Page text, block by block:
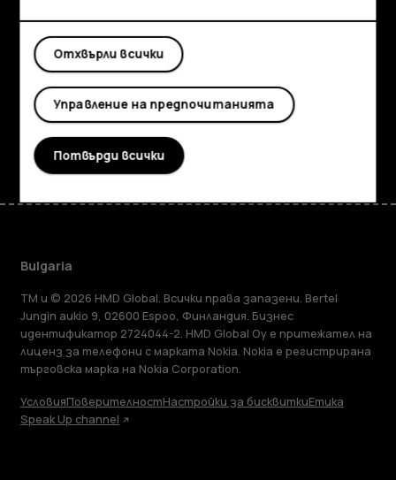
Информация
Planet and people
Поддръжка
FacebookInstagram
TiktokYoutube
Bulgaria
TM и © 2026 HMD Global. Всички права запазени. Bertel
Jungin aukio 9, 02600 Espoo, Финландия. Бизнес
идентификатор 2724044-2. HMD Global Oy е притежател на
лиценз за телефони с марката Nokia. Nokia е регистрирана
търговска марка на Nokia Corporation.
УсловияПоверителностНастройки за бисквиткиЕтика
Speak Up channel
Отхвърли всички
Управление на предпочитанията
Потвърди всички